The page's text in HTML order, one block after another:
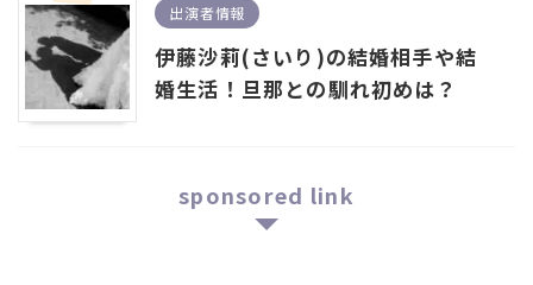
出演者情報
伊藤沙莉(さいり)の結婚相手や結
婚生活！旦那との馴れ初めは？
sponsored link